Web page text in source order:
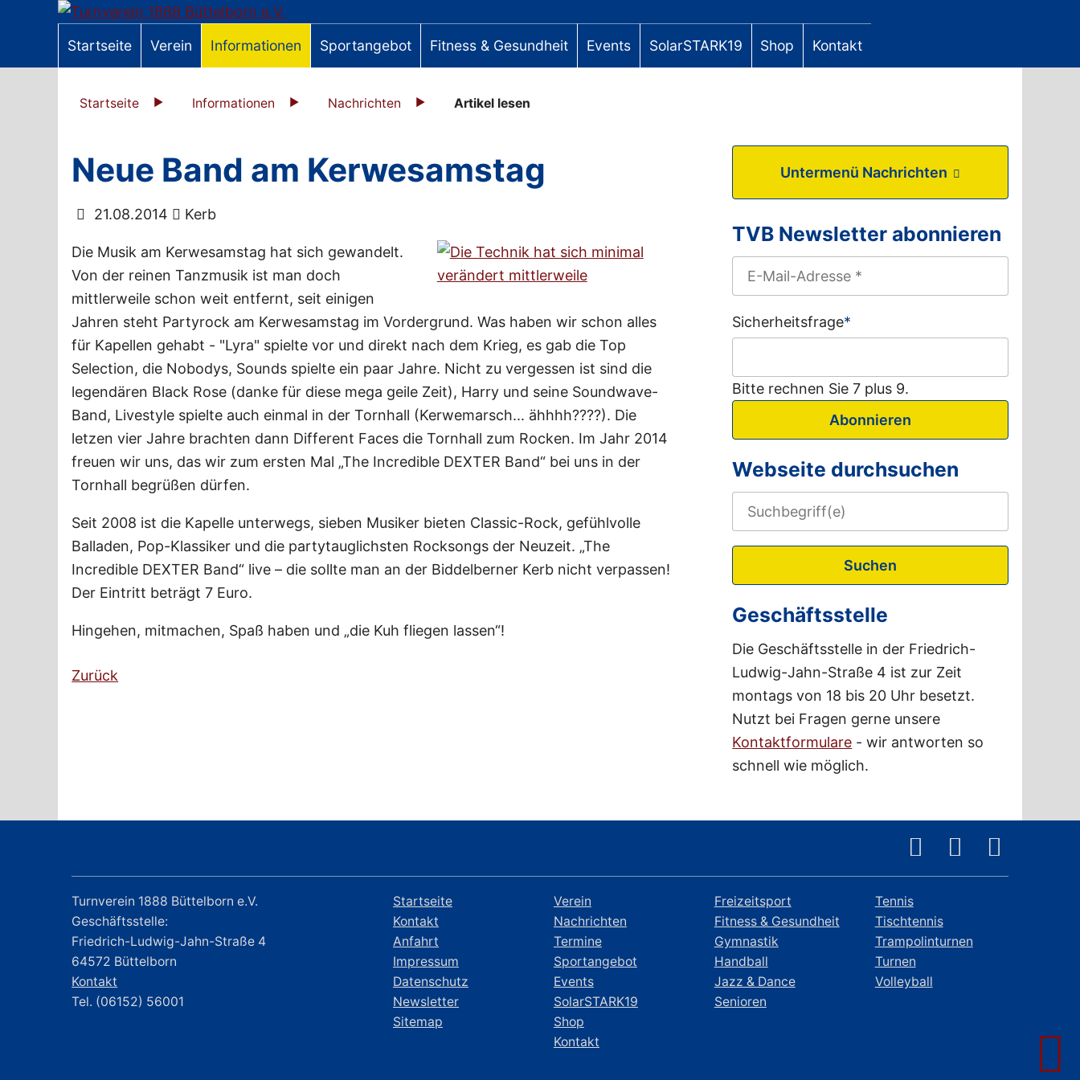
Startseite Verein Informationen Sportangebot Fitness & Gesundheit Events SolarSTARK19 Shop Kontakt
Startseite Informationen Nachrichten Artikel lesen
Neue Band am Kerwesamstag
21.08.2014 Kerb
Die Musik am Kerwesamstag hat sich gewandelt.
Von der reinen Tanzmusik ist man doch
mittlerweile schon weit entfernt, seit einigen
Jahren steht Partyrock am Kerwesamstag im Vordergrund. Was haben wir schon alles
für Kapellen gehabt - "Lyra" spielte vor und direkt nach dem Krieg, es gab die Top
Selection, die Nobodys, Sounds spielte ein paar Jahre. Nicht zu vergessen ist sind die
legendären Black Rose (danke für diese mega geile Zeit), Harry und seine Soundwave-
Band, Livestyle spielte auch einmal in der Tornhall (Kerwemarsch... ähhhh????). Die
letzen vier Jahre brachten dann Different Faces die Tornhall zum Rocken. Im Jahr 2014
freuen wir uns, das wir zum ersten Mal „The Incredible DEXTER Band“ bei uns in der
Tornhall begrüßen dürfen.
Seit 2008 ist die Kapelle unterwegs, sieben Musiker bieten Classic-Rock, gefühlvolle
Balladen, Pop-Klassiker und die partytauglichsten Rocksongs der Neuzeit. „The
Incredible DEXTER Band“ live – die sollte man an der Biddelberner Kerb nicht verpassen!
Der Eintritt beträgt 7 Euro.
Hingehen, mitmachen, Spaß haben und „die Kuh fliegen lassen“!
Zurück
Untermenü Nachrichten
TVB Newsletter abonnieren
Sicherheitsfrage*
Bitte rechnen Sie 7 plus 9.
Abonnieren
Webseite durchsuchen
Suchen
Geschäftsstelle
Die Geschäftsstelle in der Friedrich-
Ludwig-Jahn-Straße 4 ist zur Zeit
montags von 18 bis 20 Uhr besetzt.
Nutzt bei Fragen gerne unsere
Kontaktformulare - wir antworten so
schnell wie möglich.
Turnverein 1888 Büttelborn e.V.
Geschäftsstelle:
Friedrich-Ludwig-Jahn-Straße 4
64572 Büttelborn
Kontakt
Tel. (06152) 56001
Startseite
Kontakt
Anfahrt
Impressum
Datenschutz
Newsletter
Sitemap
Verein
Nachrichten
Termine
Sportangebot
Events
SolarSTARK19
Shop
Kontakt
Freizeitsport
Fitness & Gesundheit
Gymnastik
Handball
Jazz & Dance
Senioren
Tennis
Tischtennis
Trampolinturnen
Turnen
Volleyball